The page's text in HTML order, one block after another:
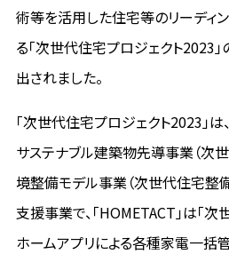
術等を活用した住宅等のリーディ
る「次世代住宅プロジェクト2023
出されました。
「次世代住宅プロジェクト2023」は
サステナブル建築物先導事業（次
境整備モデル事業（次世代住宅整
支援事業で、「HOMETACT」は「
ホームアプリによる各種家電一括